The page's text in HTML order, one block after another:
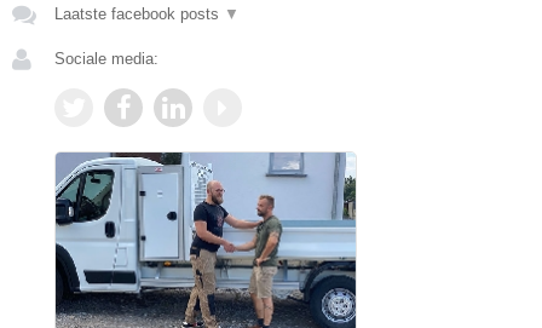
Laatste facebook posts ▼
Sociale media: